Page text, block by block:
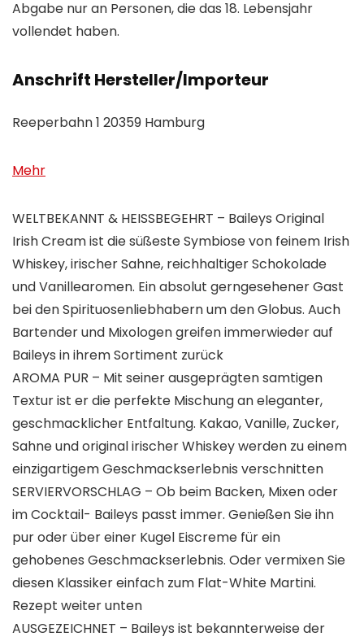
Abgabe nur an Personen, die das 18. Lebensjahr
vollendet haben.
Anschrift Hersteller/Importeur
Reeperbahn 1 20359 Hamburg
Mehr
WELTBEKANNT & HEISSBEGEHRT – Baileys Original
Irish Cream ist die süßeste Symbiose von feinem Irish
Whiskey, irischer Sahne, reichhaltiger Schokolade
und Vanillearomen. Ein absolut gerngesehener Gast
bei den Spirituosenliebhabern um den Globus. Auch
Bartender und Mixologen greifen immerwieder auf
Baileys in ihrem Sortiment zurück
AROMA PUR – Mit seiner ausgeprägten samtigen
Textur ist er die perfekte Mischung an eleganter,
geschmacklicher Entfaltung. Kakao, Vanille, Zucker,
Sahne und original irischer Whiskey werden zu einem
einzigartigem Geschmackserlebnis verschnitten
SERVIERVORSCHLAG – Ob beim Backen, Mixen oder
im Cocktail- Baileys passt immer. Genießen Sie ihn
pur oder über einer Kugel Eiscreme für ein
gehobenes Geschmackserlebnis. Oder vermixen Sie
diesen Klassiker einfach zum Flat-White Martini.
Rezept weiter unten
AUSGEZEICHNET – Baileys ist bekannterweise der